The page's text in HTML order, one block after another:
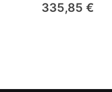
335,85 €